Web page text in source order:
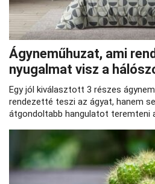
Ágyneműhuzat, ami
nyugalmat visz a
Egy jól kiválasztott 3 részes
rendezetté teszi az ágyat, hanem
átgondoltabb hangulatot teremteni